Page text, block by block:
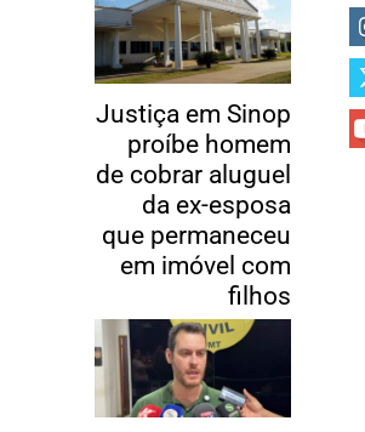
Justiça em Sinop
proíbe homem
de cobrar aluguel
da ex-esposa
que permaneceu
em imóvel com
filhos